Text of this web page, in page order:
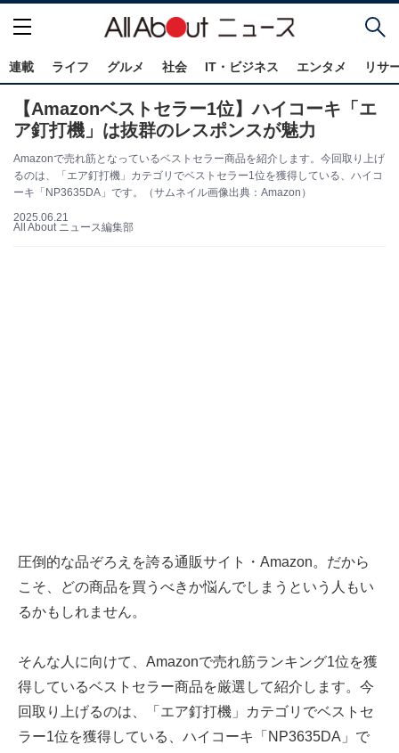
連載 ライフ グルメ 社会 IT・ビジネス エンタメ リサ
【Amazonベストセラー1位】ハイコーキ「エ
ア釘打機」は抜群のレスポンスが魅力
Amazonで売れ筋となっているベストセラー商品を紹介します。今回取り上げ
るのは、「エア釘打機」カテゴリでベストセラー1位を獲得している、ハイコ
ーキ「NP3635DA」です。（サムネイル画像出典：Amazon）
2025.06.21
All About ニュース編集部
圧倒的な品ぞろえを誇る通販サイト・Amazon。だから
こそ、どの商品を買うべきか悩んでしまうという人もい
るかもしれません。
そんな人に向けて、Amazonで売れ筋ランキング1位を獲
得しているベストセラー商品を厳選して紹介します。今
回取り上げるのは、「エア釘打機」カテゴリでベストセ
ラー1位を獲得している、ハイコーキ「NP3635DA」で